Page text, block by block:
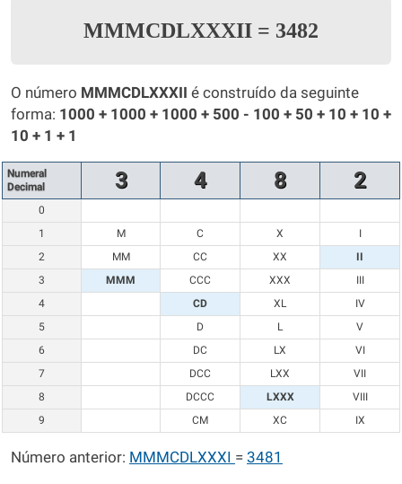
MMMCDLXXXII = 3482
O número MMMCDLXXXII é construído da seguinte
forma: 1000 + 1000 + 1000 + 500 - 100 + 50 + 10 + 10 +
10 + 1 + 1
Numeral
Decimal
3 4 8 2
0
1
M C X
I
2
MM CC XX
II
3
MMM CCC XXX
III
4
CD XL
IV
5
D L
V
6
DC LX
VI
7
DCC LXX
VII
8
DCCC LXXX
VIII
9
CM XC IX
Número anterior: MMMCDLXXXI = 3481